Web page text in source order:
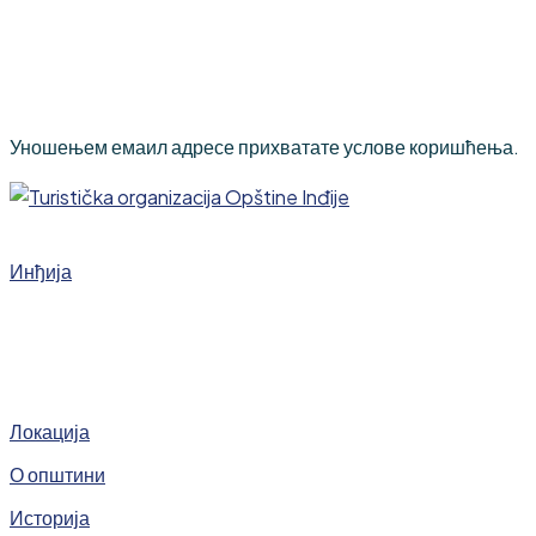
Уношењем емаил адресе прихватате услове коришћења.
Инђија
Локација
О општини
Историја